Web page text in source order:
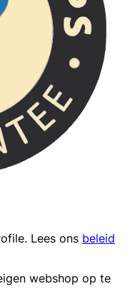
. Lees ons beleid
webshop op te